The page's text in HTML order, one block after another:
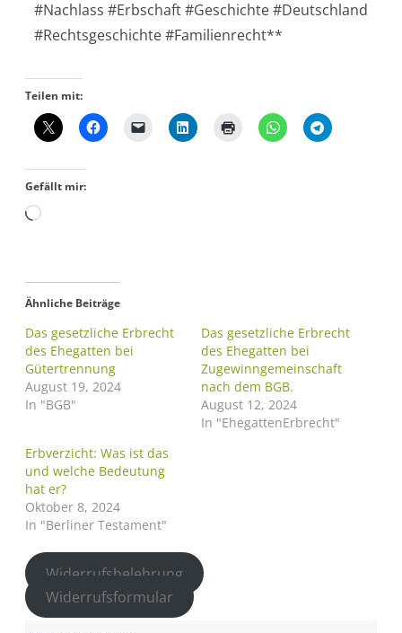
#Nachlass #Erbschaft #Geschichte #Deutschland
#Rechtsgeschichte #Familienrecht**
Teilen mit:
Gefällt mir:
Ähnliche Beiträge
Das gesetzliche Erbrecht
des Ehegatten bei
Gütertrennung
August 19, 2024
In "BGB"
Das gesetzliche Erbrecht
des Ehegatten bei
Zugewinngemeinschaft
nach dem BGB.
August 12, 2024
In "EhegattenErbrecht"
Erbverzicht: Was ist das
und welche Bedeutung
hat er?
Oktober 8, 2024
In "Berliner Testament"
Widerrufsbelehrung
Widerrufsformular